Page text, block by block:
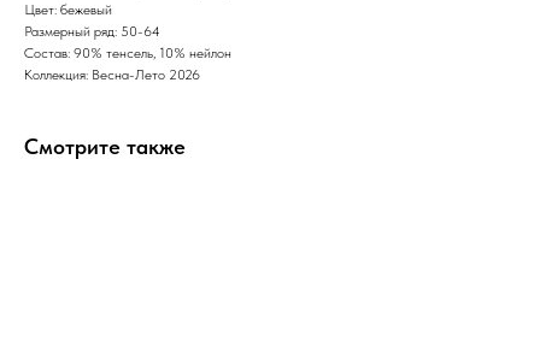
Цвет: бежевый
Размерный ряд: 50-64
Состав: 90% тенсель, 10% нейлон
Коллекция: Весна-Лето 2026
Смотрите также